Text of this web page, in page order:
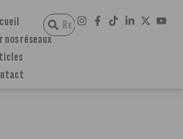
nos réseaux